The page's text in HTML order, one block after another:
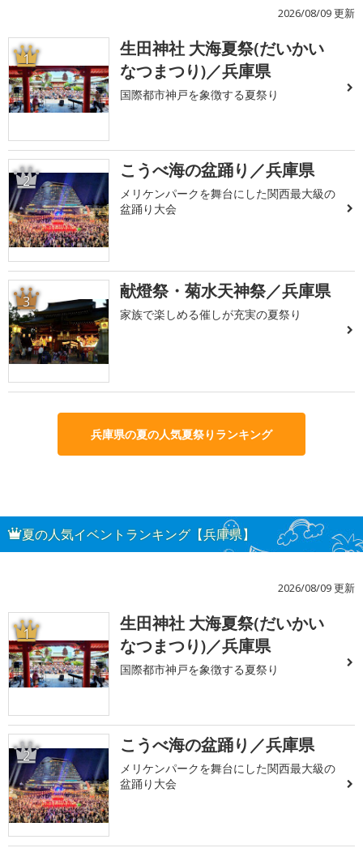
2026/08/09 更新
1
生田神社 大海夏祭(だいかい
なつまつり)／兵庫県
国際都市神戸を象徴する夏祭り
2 こうべ海の盆踊り／兵庫県
メリケンパークを舞台にした関西最大級の
盆踊り大会
3 献燈祭・菊水天神祭／兵庫県
家族で楽しめる催しが充実の夏祭り
兵庫県の夏の人気夏祭りランキング
夏の人気イベントランキング【兵庫県】
2026/08/09 更新
1
生田神社 大海夏祭(だいかい
なつまつり)／兵庫県
国際都市神戸を象徴する夏祭り
2 こうべ海の盆踊り／兵庫県
メリケンパークを舞台にした関西最大級の
盆踊り大会